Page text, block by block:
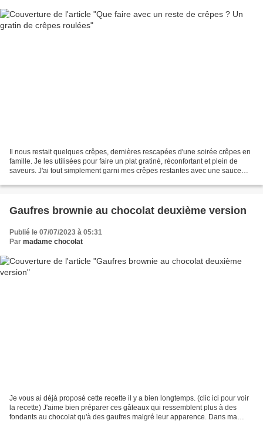
Il nous restait quelques crêpes, dernières rescapées d'une soirée crêpes en
famille. Je les utilisées pour faire un plat gratiné, réconfortant et plein de
saveurs. J'ai tout simplement garni mes crêpes restantes avec une sauce
Gaufres brownie au chocolat deuxième version
Publié le 07/07/2023 à 05:31
Par madame chocolat
Je vous ai déjà proposé cette recette il y a bien longtemps. (clic ici pour voir
la recette) J'aime bien préparer ces gâteaux qui ressemblent plus à des
fondants au chocolat qu'à des gaufres malgré leur apparence. Dans ma